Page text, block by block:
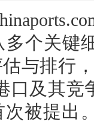
个关键
与排行
口及其
被提出